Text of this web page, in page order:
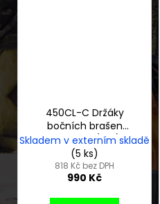
450CL-C Držáky
bočních brašen
CFMOTO (pár)
Skladem v externím skladě
(5 ks)
818 Kč bez DPH
990 Kč